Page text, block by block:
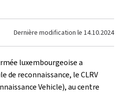
Dernière modification le 14.10.2024
luxembourgeoise a
de reconnaissance, le CLRV
Vehicle), au centre